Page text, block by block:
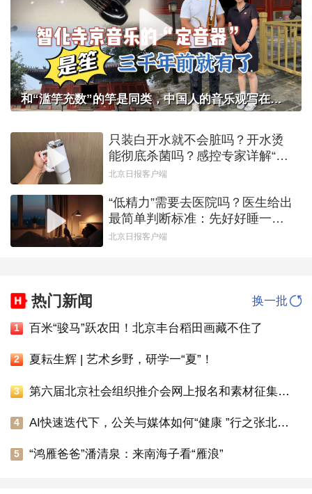
和“滥竽充数”的竽是同类，中国人的音乐观写在智化寺京音乐的乐器里
只装白开水就不会脏吗？开水烫
能彻底杀菌吗？感控专家详解“吸
管杯”藏菌真相｜都视频·热观察
北京日报客户端
“低精力”需要去医院吗？医生给出
最简单判断标准：先好好睡一觉
｜都视频·热观察
北京日报客户端
热门新闻 换一批
1 百米“骏马”跃农田！北京丰台稻田画藏不住了
2 夏耘生辉 | 艺术乡野，研学一“夏”！
3 第六届北京社会组织推介会网上报名和素材征集通知
4 AI快速迭代下，公关与媒体如何“健康 ”行之张北草原主题活动圆满落幕
5 “鸿雁爸爸”潘清泉：来南海子看“雁浪”